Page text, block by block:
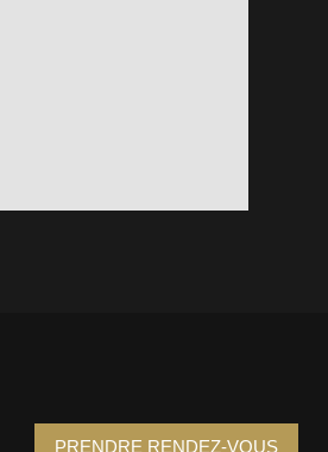
PRENDRE RENDEZ-VOUS